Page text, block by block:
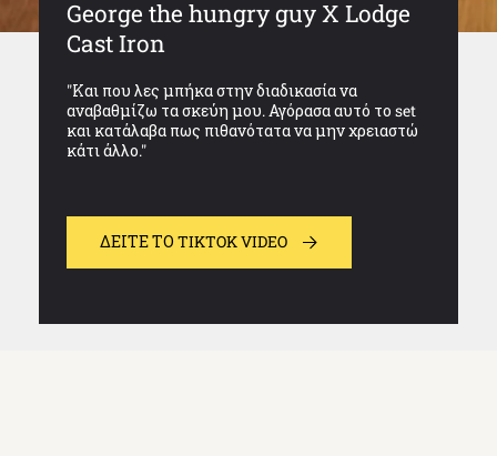
George the hungry guy X Lodge
Cast Iron
"Και που λες μπήκα στην διαδικασία να
αναβαθμίζω τα σκεύη μου. Αγόρασα αυτό το set
και κατάλαβα πως πιθανότατα να μην χρειαστώ
κάτι άλλο."
ΔΕΊΤΕ ΤΟ TIKTOK VIDEO